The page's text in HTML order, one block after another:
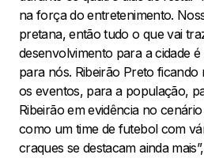
na força do entretenimento.
pretana, então tudo o que vai
desenvolvimento para a cidade
para nós. Ribeirão Preto
os eventos, para a população,
Ribeirão em evidência no cenário
como um time de futebol com
craques se destacam ainda